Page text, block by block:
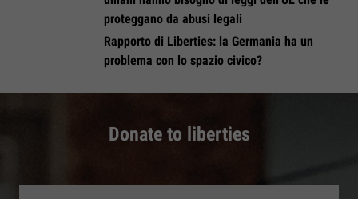
proteggano da abusi legali
Rapporto di Liberties: la Germania ha un
problema con lo spazio civico?
Donate to liberties